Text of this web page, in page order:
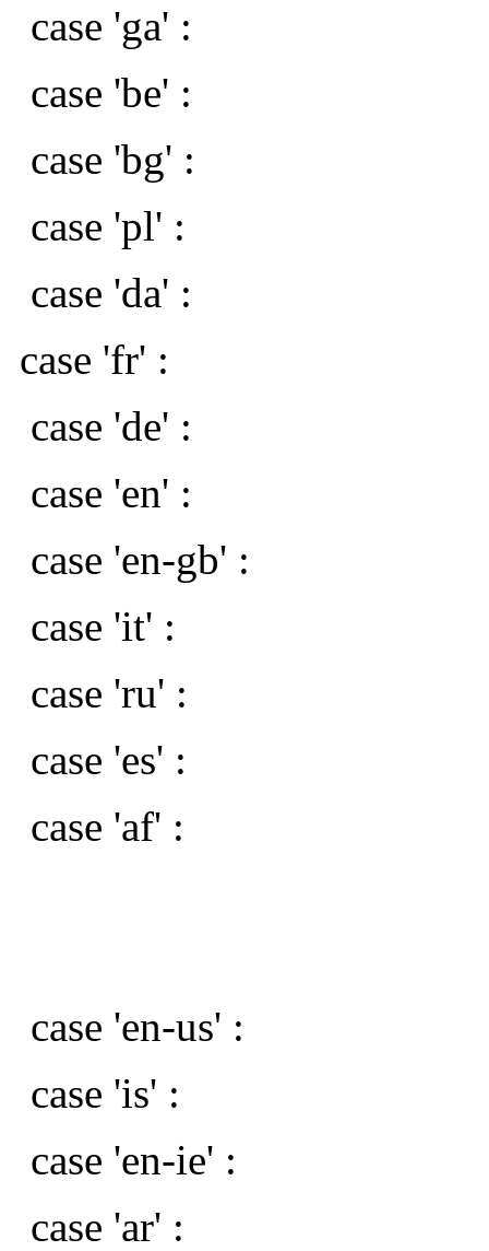
case 'ga' :
case 'be' :
case 'bg' :
case 'pl' :
case 'da' :
case 'fr' :
case 'de' :
case 'en' :
case 'en-gb' :
case 'it' :
case 'ru' :
case 'es' :
case 'af' :
case 'en-us' :
case 'is' :
case 'en-ie' :
case 'ar' :